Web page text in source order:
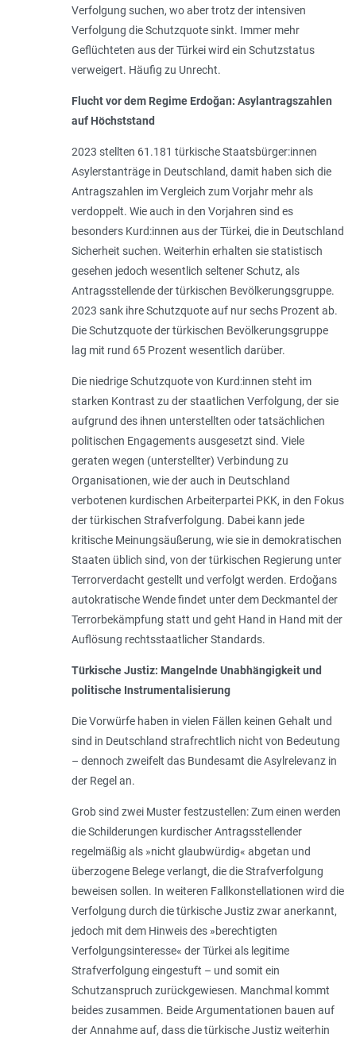
Verfolgung suchen, wo aber trotz der intensiven
Verfolgung die Schutzquote sinkt. Immer mehr
Geflüchteten aus der Türkei wird ein Schutzstatus
verweigert. Häufig zu Unrecht.
Flucht vor dem Regime Erdoğan: Asylantragszahlen
auf Höchststand
2023 stellten 61.181 türkische Staatsbürger:innen
Asylerstanträge in Deutschland, damit haben sich die
Antragszahlen im Vergleich zum Vorjahr mehr als
verdoppelt. Wie auch in den Vorjahren sind es
besonders Kurd:innen aus der Türkei, die in Deutschland
Sicherheit suchen. Weiterhin erhalten sie statistisch
gesehen jedoch wesentlich seltener Schutz, als
Antragsstellende der türkischen Bevölkerungsgruppe.
2023 sank ihre Schutzquote auf nur sechs Prozent ab.
Die Schutzquote der türkischen Bevölkerungsgruppe
lag mit rund 65 Prozent wesentlich darüber.
Die niedrige Schutzquote von Kurd:innen steht im
starken Kontrast zu der staatlichen Verfolgung, der sie
aufgrund des ihnen unterstellten oder tatsächlichen
politischen Engagements ausgesetzt sind. Viele
geraten wegen (unterstellter) Verbindung zu
Organisationen, wie der auch in Deutschland
verbotenen kurdischen Arbeiterpartei PKK, in den Fokus
der türkischen Strafverfolgung. Dabei kann jede
kritische Meinungsäußerung, wie sie in demokratischen
Staaten üblich sind, von der türkischen Regierung unter
Terrorverdacht gestellt und verfolgt werden. Erdoğans
autokratische Wende findet unter dem Deckmantel der
Terrorbekämpfung statt und geht Hand in Hand mit der
Auflösung rechtsstaatlicher Standards.
Türkische Justiz: Mangelnde Unabhängigkeit und
politische Instrumentalisierung
Die Vorwürfe haben in vielen Fällen keinen Gehalt und
sind in Deutschland strafrechtlich nicht von Bedeutung
– dennoch zweifelt das Bundesamt die Asylrelevanz in
der Regel an.
Grob sind zwei Muster festzustellen: Zum einen werden
die Schilderungen kurdischer Antragsstellender
regelmäßig als »nicht glaubwürdig« abgetan und
überzogene Belege verlangt, die die Strafverfolgung
beweisen sollen. In weiteren Fallkonstellationen wird die
Verfolgung durch die türkische Justiz zwar anerkannt,
jedoch mit dem Hinweis des »berechtigten
Verfolgungsinteresse« der Türkei als legitime
Strafverfolgung eingestuft – und somit ein
Schutzanspruch zurückgewiesen. Manchmal kommt
beides zusammen. Beide Argumentationen bauen auf
der Annahme auf, dass die türkische Justiz weiterhin